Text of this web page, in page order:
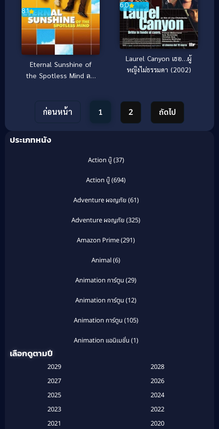
8.1
Eternal Sunshine of
the Spotless Mind ลบ
6.0
Laurel Canyon เธอ…ผู้
หญิงไม่ธรรมดา (2002)
ก่อนหน้า 1 2 ถัดไป
ประเภทหนัง
Action บู๊(37)
Action บู๊(694)
Adventure ผจญภัย (61)
Adventure ผจญภัย (325)
Amazon Prime(291)
Animal(6)
Animation การ์ตูน (29)
Animation การ์ตูน (12)
Animation การ์ตูน (105)
Animation แอนิเมชั่น (1)
Based on a True Story สร้างจากเรื่องจริง(2)
เลือกดูตามปี
2029
2028
2027
2026
2025
2024
2023
2022
2021
2020